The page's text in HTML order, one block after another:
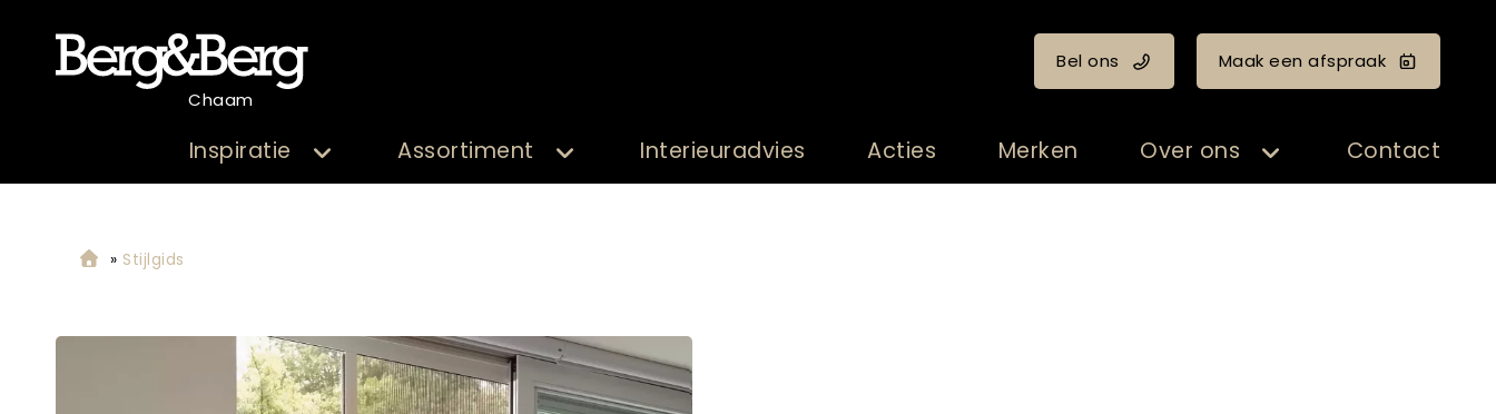
Chaam
Bel ons Maak een afspraak
Inspiratie Assortiment Interieuradvies Acties Merken Over ons Contact
» Stijlgids